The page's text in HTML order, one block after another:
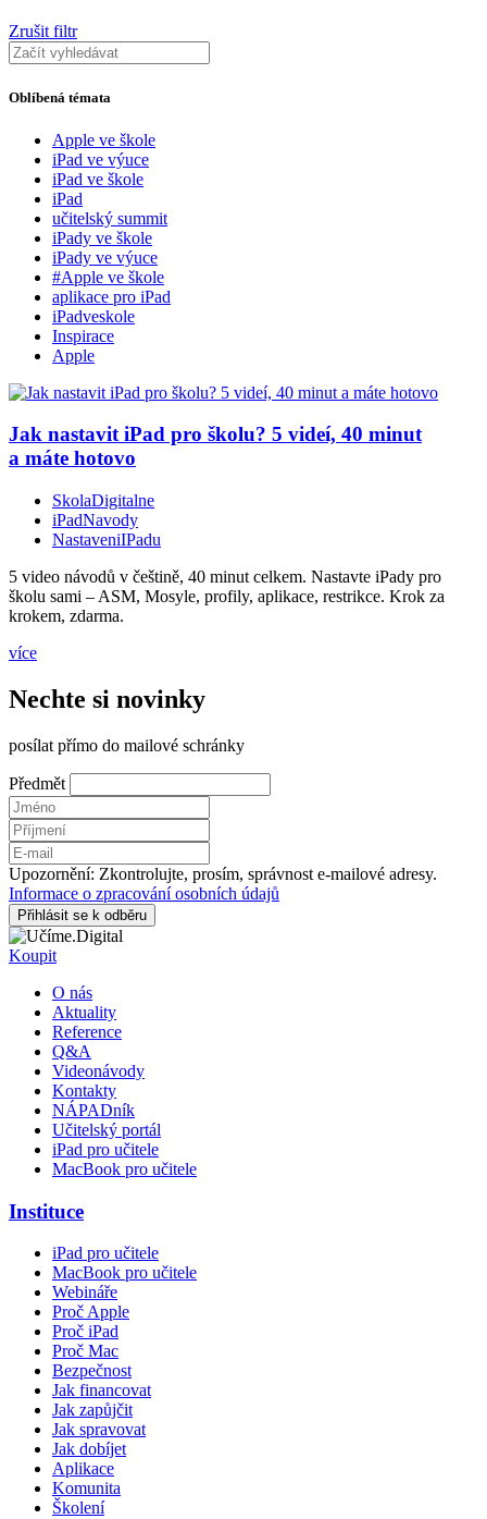
Zrušit filtr
Oblíbená témata
Apple ve škole
iPad ve výuce
iPad ve škole
iPad
učitelský summit
iPady ve škole
iPady ve výuce
#Apple ve škole
aplikace pro iPad
iPadveskole
Inspirace
Apple
Jak nastavit iPad pro školu? 5 videí, 40 minut
a máte hotovo
SkolaDigitalne
iPadNavody
NastaveniIPadu
5 video návodů v češtině, 40 minut celkem. Nastavte iPady pro
školu sami – ASM, Mosyle, profily, aplikace, restrikce. Krok za
krokem, zdarma.
více
Nechte si novinky
posílat přímo do mailové schránky
Předmět
Upozornění: Zkontrolujte, prosím, správnost e-mailové adresy.
Informace o zpracování osobních údajů
Přihlásit se k odběru
Koupit
O nás
Aktuality
Reference
Q&A
Videonávody
Kontakty
NÁPADník
Učitelský portál
iPad pro učitele
MacBook pro učitele
Instituce
iPad pro učitele
MacBook pro učitele
Webináře
Proč Apple
Proč iPad
Proč Mac
Bezpečnost
Jak financovat
Jak zapůjčit
Jak spravovat
Jak dobíjet
Aplikace
Komunita
Školení